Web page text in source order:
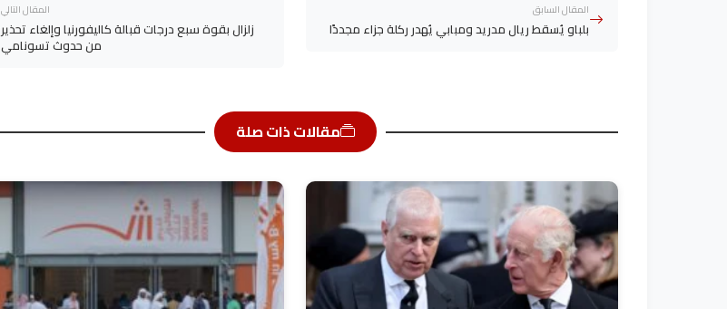
المقال السابق
بلباو يُسقط ريال مدريد ومبابي يُهدر ركلة جزاء مجددًا
المقال التالي
زلزال بقوة سبع درجات قبالة كاليفورنيا وإلغاء تحذير
من حدوث تسونامي
مقالات ذات صلة